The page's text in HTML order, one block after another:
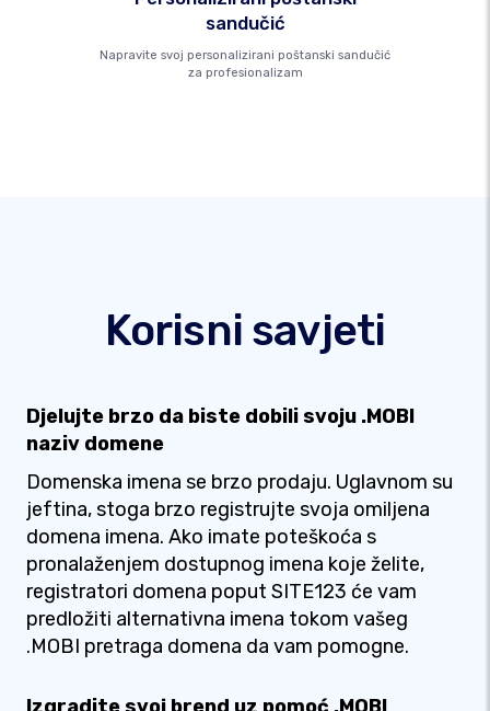
sandučić
Napravite svoj personalizirani poštanski sandučić
za profesionalizam
Korisni savjeti
Djelujte brzo da biste dobili svoju .MOBI
naziv domene
Domenska imena se brzo prodaju. Uglavnom su
jeftina, stoga brzo registrujte svoja omiljena
domena imena. Ako imate poteškoća s
pronalaženjem dostupnog imena koje želite,
registratori domena poput SITE123 će vam
predložiti alternativna imena tokom vašeg
.MOBI pretraga domena da vam pomogne.